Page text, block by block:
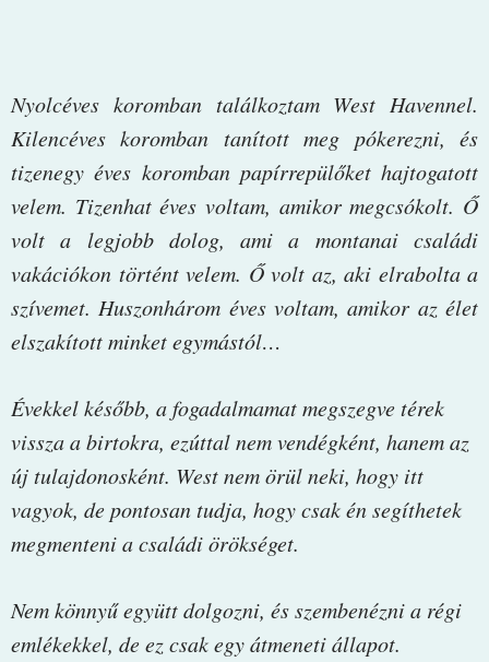
Nyolcéves koromban találkoztam West Havennel.
Kilencéves koromban tanított meg pókerezni, és
tizenegy éves koromban papírrepülőket hajtogatott
velem. Tizenhat éves voltam, amikor megcsókolt. Ő
volt a legjobb dolog, ami a montanai családi
vakációkon történt velem. Ő volt az, aki elrabolta a
szívemet. Huszonhárom éves voltam, amikor az élet
elszakított minket egymástól…
Évekkel később, a fogadalmamat megszegve térek
vissza a birtokra, ezúttal nem vendégként, hanem az
új tulajdonosként. West nem örül neki, hogy itt
vagyok, de pontosan tudja, hogy csak én segíthetek
megmenteni a családi örökséget.
Nem könnyű együtt dolgozni, és szembenézni a régi
emlékekkel, de ez csak egy átmeneti állapot.